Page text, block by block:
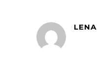
LENA